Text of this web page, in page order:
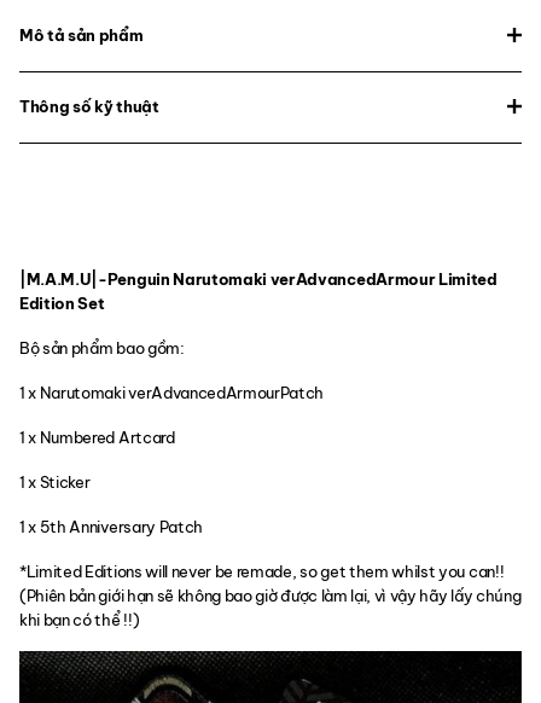
Mô tả sản phẩm
Thông số kỹ thuật
|M.A.M.U|-Penguin Narutomaki verAdvancedArmour Limited
Edition Set
Bộ sản phẩm bao gồm:
1 x Narutomaki verAdvancedArmourPatch
1 x Numbered Artcard
1 x Sticker
1 x 5th Anniversary Patch
*Limited Editions will never be remade, so get them whilst you can!!
(Phiên bản giới hạn sẽ không bao giờ được làm lại, vì vậy hãy lấy chúng
khi bạn có thể !!)